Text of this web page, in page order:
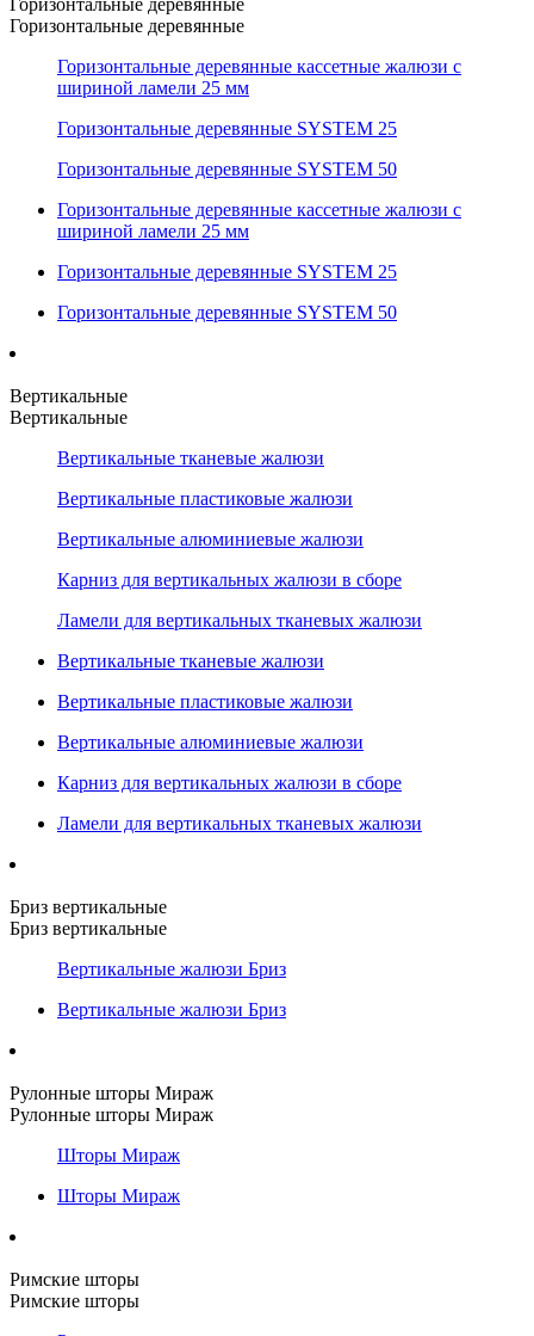
Горизонтальные деревянные
Горизонтальные деревянные
Горизонтальные деревянные кассетные жалюзи с
шириной ламели 25 мм
Горизонтальные деревянные SYSTEM 25
Горизонтальные деревянные SYSTEM 50
Горизонтальные деревянные кассетные жалюзи с
шириной ламели 25 мм
Горизонтальные деревянные SYSTEM 25
Горизонтальные деревянные SYSTEM 50
Вертикальные
Вертикальные
Вертикальные тканевые жалюзи
Вертикальные пластиковые жалюзи
Вертикальные алюминиевые жалюзи
Карниз для вертикальных жалюзи в сборе
Ламели для вертикальных тканевых жалюзи
Вертикальные тканевые жалюзи
Вертикальные пластиковые жалюзи
Вертикальные алюминиевые жалюзи
Карниз для вертикальных жалюзи в сборе
Ламели для вертикальных тканевых жалюзи
Бриз вертикальные
Бриз вертикальные
Вертикальные жалюзи Бриз
Вертикальные жалюзи Бриз
Рулонные шторы Мираж
Рулонные шторы Мираж
Шторы Мираж
Шторы Мираж
Римские шторы
Римские шторы